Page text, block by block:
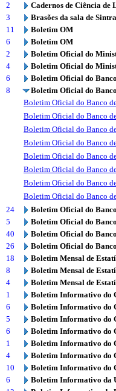
2
Cadernos de Ciência de
3
Brasões da sala de Sintra
11
Boletim OM
6
Boletim OM
2
Boletim Oficial do
4
Boletim Oficial do
6
Boletim Oficial do
8
Boletim Oficial do
Boletim Oficial do Banco
Boletim Oficial do Banco
Boletim Oficial do Banco
Boletim Oficial do Banco
Boletim Oficial do Banco
Boletim Oficial do Banco
Boletim Oficial do Banco
Boletim Oficial do Banco
24
Boletim Oficial do
5
Boletim Oficial do
40
Boletim Oficial do
26
Boletim Oficial do
18
Boletim Mensal de
8
Boletim Mensal de
4
Boletim Mensal de
1
Boletim Informativo do
6
Boletim Informativo do
5
Boletim Informativo do
6
Boletim Informativo do
1
Boletim Informativo do
4
Boletim Informativo do
10
Boletim Informativo do
6
Boletim Informativo da